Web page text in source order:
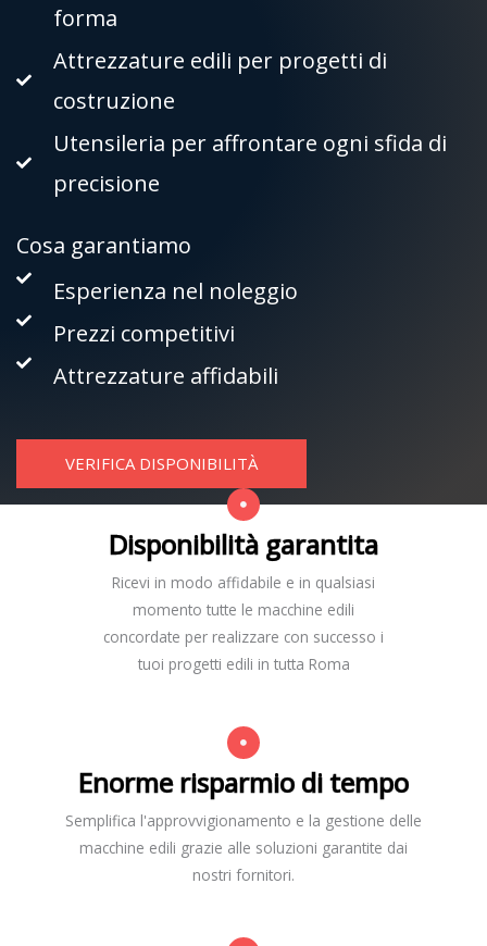
forma
Attrezzature edili per progetti di
costruzione
Utensileria per affrontare ogni sfida di
precisione
Cosa garantiamo
Esperienza nel noleggio
Prezzi competitivi
Attrezzature affidabili
VERIFICA DISPONIBILITÀ
Disponibilità garantita
Ricevi in modo affidabile e in qualsiasi
momento tutte le macchine edili
concordate per realizzare con successo i
tuoi progetti edili in tutta Roma
Enorme risparmio di tempo
Semplifica l'approvvigionamento e la gestione delle
macchine edili grazie alle soluzioni garantite dai
nostri fornitori.